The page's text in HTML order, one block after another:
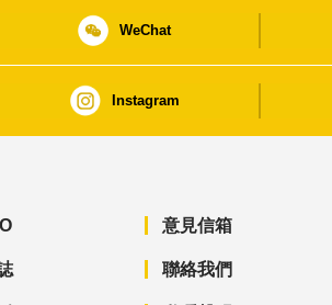
WeChat
Instagram
意見信箱
聯絡我們